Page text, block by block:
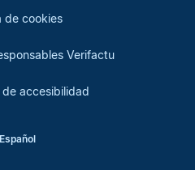
de cookies
Verifactu
de accesibilidad
Español